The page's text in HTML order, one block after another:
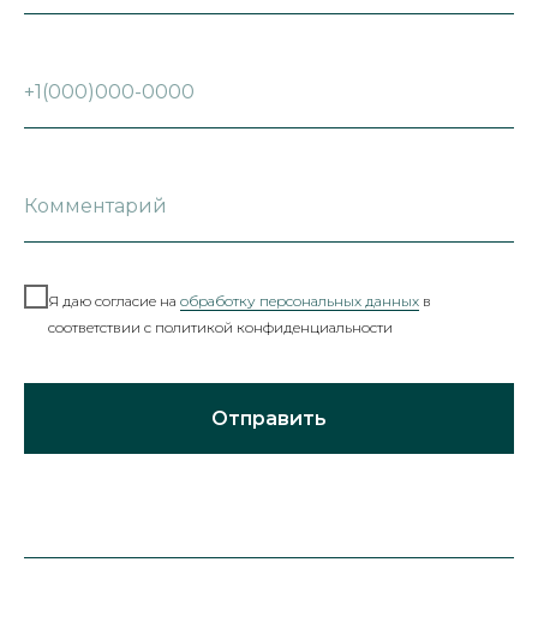
Я даю согласие на обработку персональных данных в
соответствии с политикой конфиденциальности
Отправить